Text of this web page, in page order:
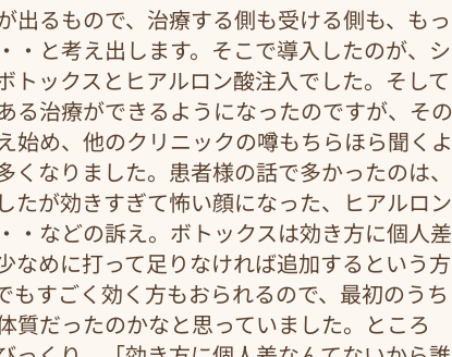
出るもので、治療する側も受ける側も、もっ
・と考え出します。そこで導入したのが、シ
トックスとヒアルロン酸注入でした。そして
る治療ができるようになったのですが、その
始め、他のクリニックの噂もちらほら聞くよ
なりました。患者様の話で多かったのは、
たが効きすぎて怖い顔になった、ヒアルロン
・などの訴え。ボトックスは効き方に個人差
なめに打って足りなければ追加するという方
もすごく効く方もおられるので、最初のうち
質だったのかなと思っていました。ところ